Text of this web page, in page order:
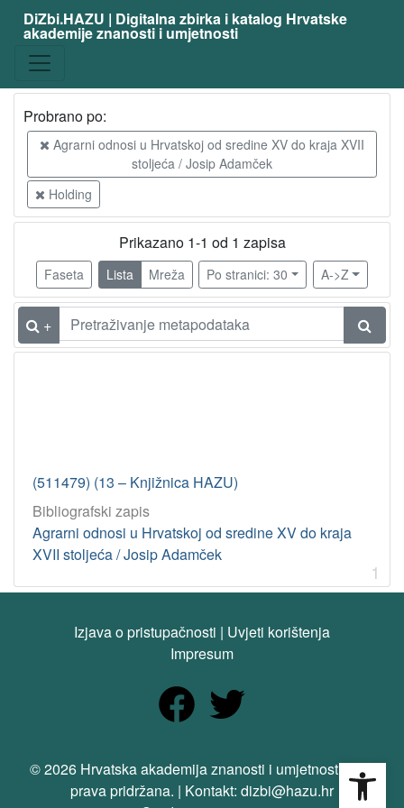
DiZbi.HAZU | Digitalna zbirka i katalog Hrvatske
akademije znanosti i umjetnosti
Probrano po:
Agrarni odnosi u Hrvatskoj od sredine XV do kraja XVII
stoljeća / Josip Adamček
Holding
Prikazano 1-1 od 1 zapisa
Faseta Lista Mreža Po stranici: 30 A->Z
+
(511479) (13 – Knjižnica HAZU)
Bibliografski zapis
Agrarni odnosi u Hrvatskoj od sredine XV do kraja
XVII stoljeća / Josip Adamček
1
Izjava o pristupačnosti | Uvjeti korištenja
Impresum
© 2026 Hrvatska akademija znanosti i umjetnosti. Sva
prava pridržana. | Kontakt: dizbi@hazu.hr